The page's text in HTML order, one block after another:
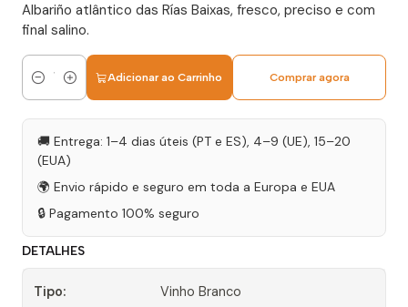
Albariño atlântico das Rías Baixas, fresco, preciso e com
final salino.
Quantidade
Adicionar ao Carrinho Comprar agora
🚚 Entrega: 1–4 dias úteis (PT e ES), 4–9 (UE), 15–20
(EUA)
🌍 Envio rápido e seguro em toda a Europa e EUA
🔒 Pagamento 100% seguro
DETALHES
Tipo: Vinho Branco